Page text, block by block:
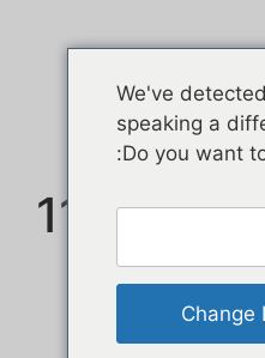
اتصال
مقطورة طعام بطول 11
في
We've
speaking a
Do you want
Change